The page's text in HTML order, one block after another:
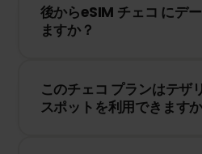
接続は停止します。
ードから簡単にデータを追
後からeSIM チェコ にデ
ますか？
く、いつでもデータを追加
ウントにログインして、必
このチェコ プランはテザ
スポットを利用できます